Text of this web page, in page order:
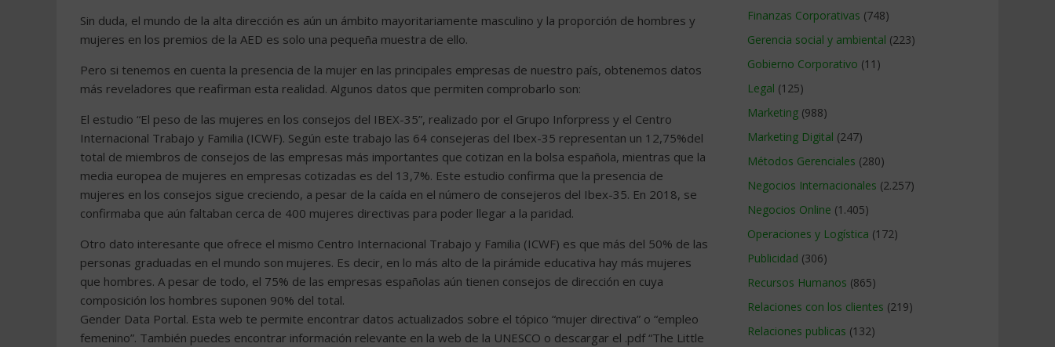
Sin duda, el mundo de la alta dirección es aún un ámbito mayoritariamente masculino y la proporción de hombres y
mujeres en los premios de la AED es solo una pequeña muestra de ello.
Pero si tenemos en cuenta la presencia de la mujer en las principales empresas de nuestro país, obtenemos datos
más reveladores que reafirman esta realidad. Algunos datos que permiten comprobarlo son:
El estudio “El peso de las mujeres en los consejos del IBEX-35”, realizado por el Grupo Inforpress y el Centro
Internacional Trabajo y Familia (ICWF). Según este trabajo las 64 consejeras del Ibex-35 representan un 12,75%del
total de miembros de consejos de las empresas más importantes que cotizan en la bolsa española, mientras que la
media europea de mujeres en empresas cotizadas es del 13,7%. Este estudio confirma que la presencia de
mujeres en los consejos sigue creciendo, a pesar de la caída en el número de consejeros del Ibex-35. En 2018, se
confirmaba que aún faltaban cerca de 400 mujeres directivas para poder llegar a la paridad.
Otro dato interesante que ofrece el mismo Centro Internacional Trabajo y Familia (ICWF) es que más del 50% de las
personas graduadas en el mundo son mujeres. Es decir, en lo más alto de la pirámide educativa hay más mujeres
que hombres. A pesar de todo, el 75% de las empresas españolas aún tienen consejos de dirección en cuya
composición los hombres suponen 90% del total.
Gender Data Portal. Esta web te permite encontrar datos actualizados sobre el tópico “mujer directiva” o “empleo
femenino”. También puedes encontrar información relevante en la web de la UNESCO o descargar el .pdf “The Little
Finanzas Corporativas (748)
Gerencia social y ambiental (223)
Gobierno Corporativo (11)
Legal (125)
Marketing (988)
Marketing Digital (247)
Métodos Gerenciales (280)
Negocios Internacionales (2.257)
Negocios Online (1.405)
Operaciones y Logística (172)
Publicidad (306)
Recursos Humanos (865)
Relaciones con los clientes (219)
Relaciones publicas (132)